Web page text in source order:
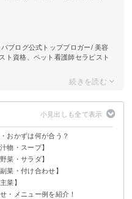
ブログ公式トップブロガー/ 美容
ト資格、ペット看護師セラピスト
おかずは何が合う？
物・スープ】
菜・サラダ】
菜・付け合わせ】
菜】
・メニュー例を紹介！